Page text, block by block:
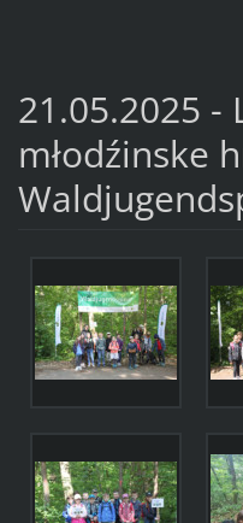
21.05.2025 -
młodźinske